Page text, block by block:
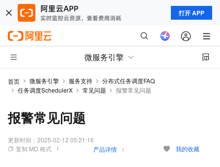
打开 APP
微服务引擎
首页 微服务引擎 服务支持
分布式任务调度FAQ
任务调度SchedulerX
常见问题 报警常见问题
报警常见问题
更新时间： 2025-02-12 05:21:16
复制 MD 格式
产品详情 我的收藏